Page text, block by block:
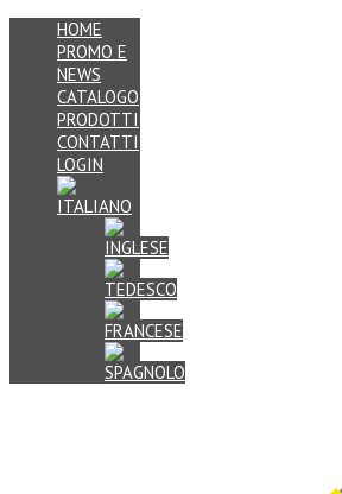
HOME
PROMO E
NEWS
CATALOGO
PRODOTTI
CONTATTI
LOGIN